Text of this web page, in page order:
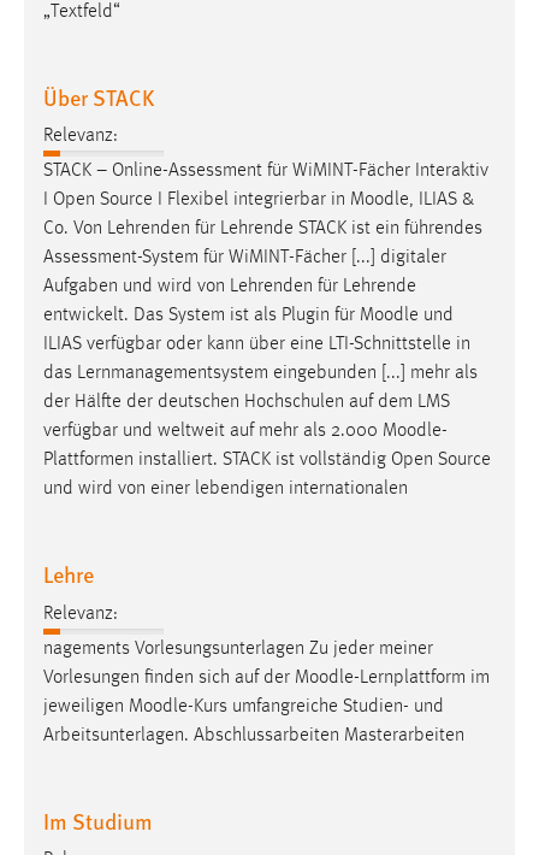
„Textfeld“
Über STACK
Relevanz:
STACK – Online-Assessment für WiMINT-Fächer Interaktiv
I Open Source I Flexibel integrierbar in Moodle, ILIAS &
Co. Von Lehrenden für Lehrende STACK ist ein führendes
Assessment-System für WiMINT-Fächer [...] digitaler
Aufgaben und wird von Lehrenden für Lehrende
entwickelt. Das System ist als Plugin für Moodle und
ILIAS verfügbar oder kann über eine LTI-Schnittstelle in
das Lernmanagementsystem eingebunden [...] mehr als
der Hälfte der deutschen Hochschulen auf dem LMS
verfügbar und weltweit auf mehr als 2.000 Moodle-
Plattformen installiert. STACK ist vollständig Open Source
und wird von einer lebendigen internationalen
Lehre
Relevanz:
nagements Vorlesungsunterlagen Zu jeder meiner
Vorlesungen finden sich auf der Moodle-Lernplattform im
jeweiligen Moodle-Kurs umfangreiche Studien- und
Arbeitsunterlagen. Abschlussarbeiten Masterarbeiten
Im Studium